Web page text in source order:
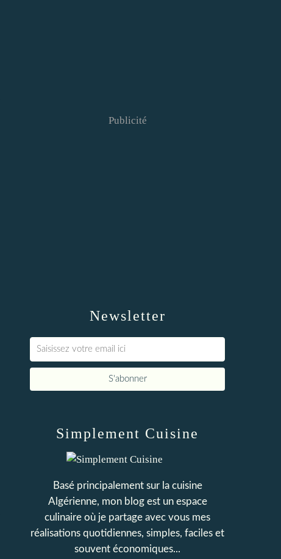
Newsletter
Publicité
Simplement Cuisine
Basé principalement sur la cuisine
Algérienne, mon blog est un espace
culinaire où je partage avec vous mes
réalisations quotidiennes, simples, faciles et
souvent économiques...